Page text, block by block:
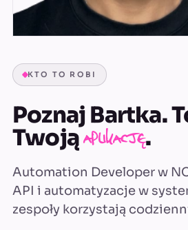
KTO TO ROBI
Poznaj Bartka.
Twojąaplikację.
Automation Developer w
API i automatyzacje w
zespoły korzystają